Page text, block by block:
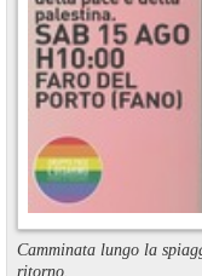
Camminata lungo la
ritorno.